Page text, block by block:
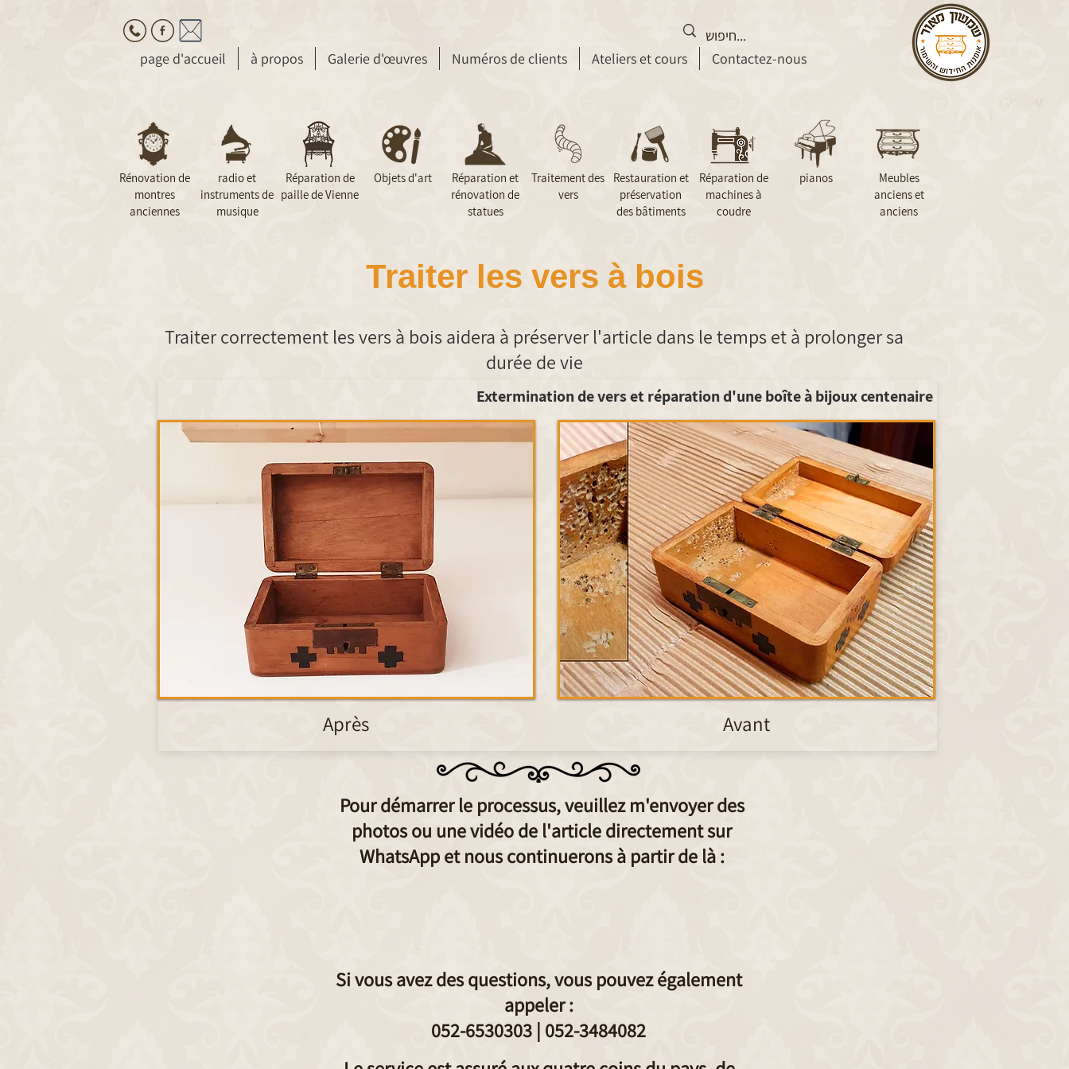
page d'accueil à propos Galerie d'œuvres Numéros de clients Ateliers et cours Contactez-nous
Meubles
anciens et
anciens
pianos
Réparation de
machines à
coudre
Restauration et
préservation
des bâtiments
Traitement des
vers
Réparation et
rénovation de
statues
Objets d'art
Réparation de
paille de Vienne
radio et
instruments de
musique
Rénovation de
montres
anciennes
Traiter les vers à bois
Traiter correctement les vers à bois aidera à préserver l'article dans le temps et à prolonger sa
durée de vie
Extermination de vers et réparation d'une boîte à bijoux centenaire
Après Avant
Pour démarrer le processus, veuillez m'envoyer des
photos ou une vidéo de l'article directement sur
WhatsApp et nous continuerons à partir de là :
Si vous avez des questions, vous pouvez également
appeler :
052-6530303 | 052-3484082